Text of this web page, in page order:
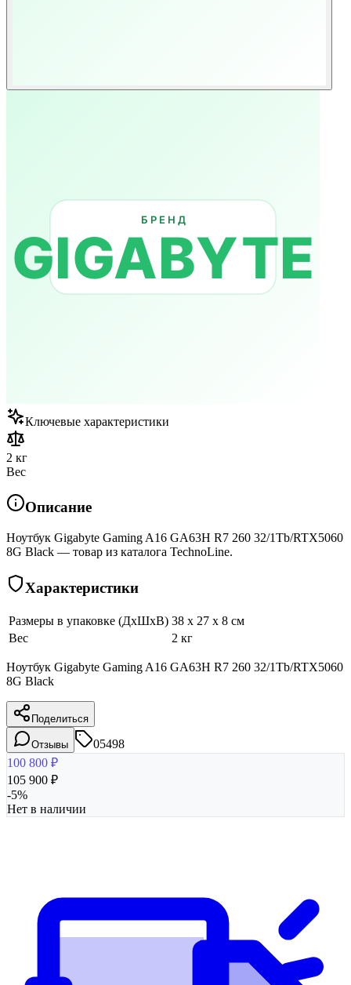
Ключевые характеристики
2 кг
Вес
Описание
Ноутбук Gigabyte Gaming A16 GA63H R7 260 32/1Tb/RTX5060
8G Black — товар из каталога TechnoLine.
Характеристики
Размеры в упаковке (ДхШхВ) 38 x 27 x 8 см
Вес
2 кг
Ноутбук Gigabyte Gaming A16 GA63H R7 260 32/1Tb/RTX5060
8G Black
Поделиться
Отзывы
05498
100 800 ₽
105 900 ₽
-5%
Нет в наличии